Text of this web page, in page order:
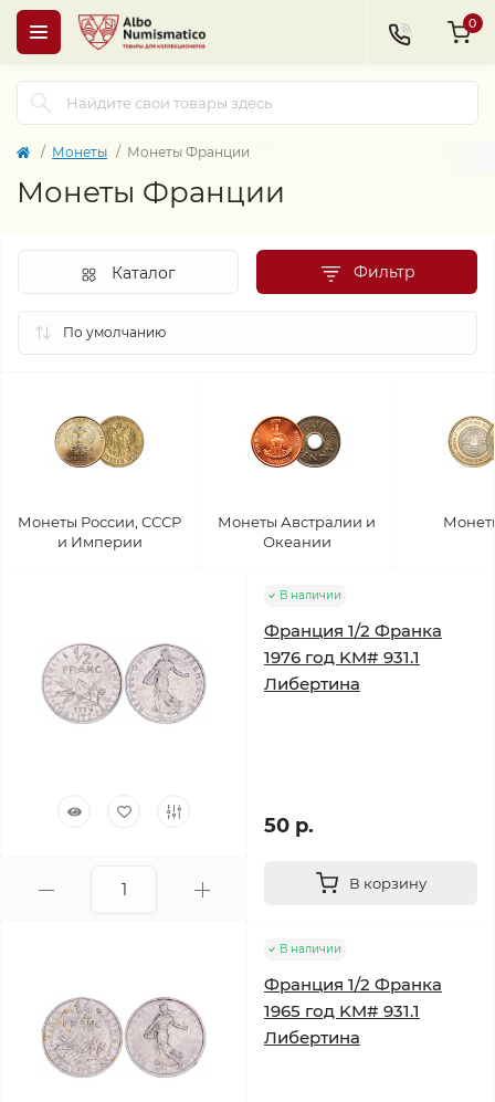
0
Монеты Монеты Франции
Монеты Франции
Фильтр
Каталог
Монеты России, СССР
и Империи
Монеты Австралии и
Океании
В наличии
Франция 1/2 Франка
1976 год KM# 931.1
Либертина
50 р.
В корзину
В наличии
Франция 1/2 Франка
1965 год KM# 931.1
Либертина